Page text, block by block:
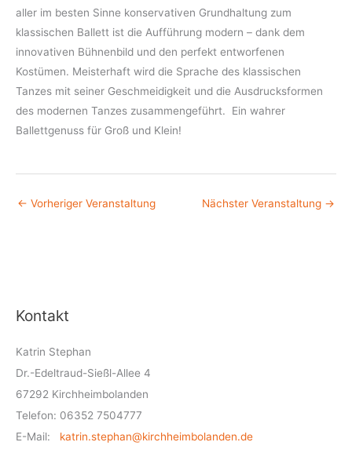
aller im besten Sinne konservativen Grundhaltung zum
klassischen Ballett ist die Aufführung modern – dank dem
innovativen Bühnenbild und den perfekt entworfenen
Kostümen. Meisterhaft wird die Sprache des klassischen
Tanzes mit seiner Geschmeidigkeit und die Ausdrucksformen
des modernen Tanzes zusammengeführt. Ein wahrer
Ballettgenuss für Groß und Klein!
← Vorheriger Veranstaltung Nächster Veranstaltung →
Kontakt
Katrin Stephan
Dr.-Edeltraud-Sießl-Allee 4
67292 Kirchheimbolanden
Telefon: 06352 7504777
E-Mail: katrin.stephan@kirchheimbolanden.de